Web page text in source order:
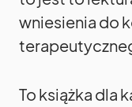
wniesienia do
To książka dla